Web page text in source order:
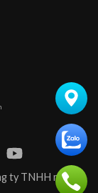
ty TNHH máy